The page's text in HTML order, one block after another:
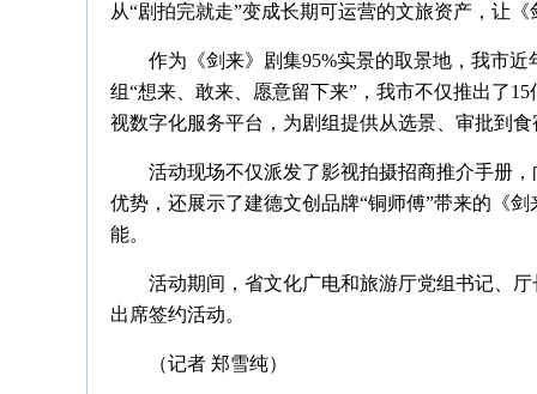
从“剧拍完就走”变成长期可运营的文旅资产，让
作为《剑来》剧集95%实景的取景地，我市
组“想来、敢来、愿意留下来”，我市不仅推出了
视数字化服务平台，为剧组提供从选景、审批到
活动现场不仅派发了影视拍摄招商推介手册
优势，还展示了建德文创品牌“铜师傅”带来的《
能。
活动期间，省文化广电和旅游厅党组书记、
出席签约活动。
（记者 郑雪纯）